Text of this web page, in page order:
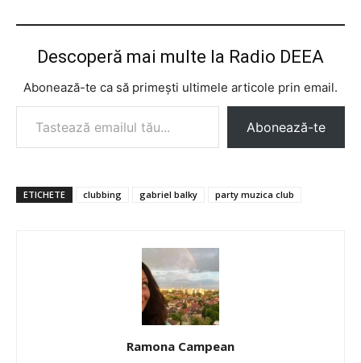
Descoperă mai multe la Radio DEEA
Abonează-te ca să primești ultimele articole prin email.
Tastează emailul tău...
Abonează-te
ETICHETE clubbing gabriel balky party muzica club
Ramona Campean